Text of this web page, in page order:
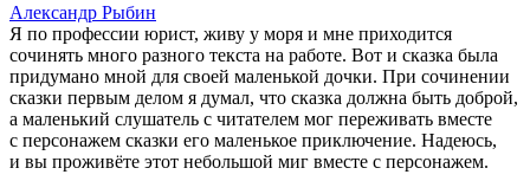
Александр Рыбин
Я по профессии юрист, живу у моря и мне приходится
сочинять много разного текста на работе. Вот и сказка была
придумано мной для своей маленькой дочки. При сочинении
сказки первым делом я думал, что сказка должна быть доброй,
а маленький слушатель с читателем мог переживать вместе
с персонажем сказки его маленькое приключение. Надеюсь,
и вы проживёте этот небольшой миг вместе с персонажем.